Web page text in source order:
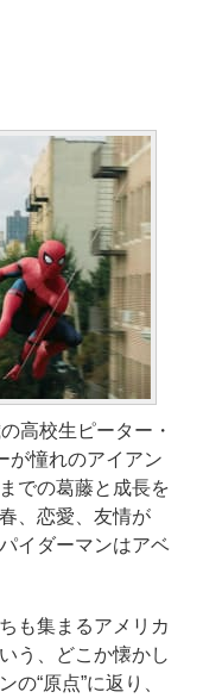
高校生ピーター・
が憧れのアイアン
での葛藤と成長を
、恋愛、友情が
イダーマンはアベ
も集まるアメリカ
う、どこか懐かし
“原点”に返り、